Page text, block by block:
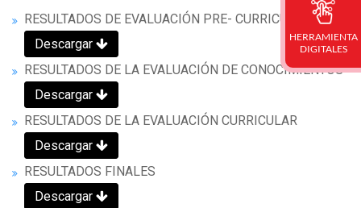
RESULTADOS DE EVALUACIÓN PRE- CURRICULAR
Descargar
RESULTADOS DE LA EVALUACIÓN DE CONOCIMIENTOS
Descargar
RESULTADOS DE LA EVALUACIÓN CURRICULAR
Descargar
RESULTADOS FINALES
Descargar
HERRAMIENTA
DIGITALES